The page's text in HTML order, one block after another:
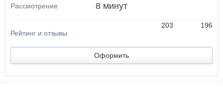
8 минут
203 196
Оформить